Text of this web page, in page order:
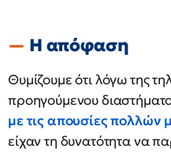
Η απόφαση
Θυμίζουμε ότι λόγω της
προηγούμενου
με τις απουσίες πολλών
είχαν τη δυνατότητα να